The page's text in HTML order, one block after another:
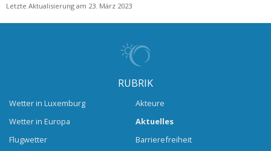
Letzte Aktualisierung am 23. März 2023
RUBRIK
Wetter in Luxemburg
Wetter in Europa
Flugwetter
Akteure
Aktuelles
Barrierefreiheit